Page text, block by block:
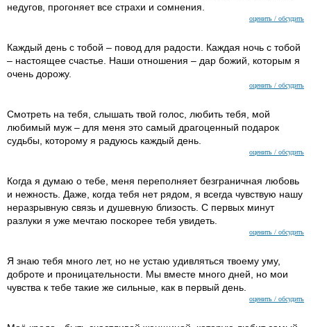
недугов, прогоняет все страхи и сомнения.
оценить / обсудить
Каждый день с тобой – повод для радости. Каждая ночь с тобой
– настоящее счастье. Наши отношения – дар божий, которым я
очень дорожу.
оценить / обсудить
Смотреть на тебя, слышать твой голос, любить тебя, мой
любимый муж – для меня это самый драгоценный подарок
судьбы, которому я радуюсь каждый день.
оценить / обсудить
Когда я думаю о тебе, меня переполняет безграничная любовь
и нежность. Даже, когда тебя нет рядом, я всегда чувствую нашу
неразрывную связь и душевную близость. С первых минут
разлуки я уже мечтаю поскорее тебя увидеть.
оценить / обсудить
Я знаю тебя много лет, но не устаю удивляться твоему уму,
доброте и проницательности. Мы вместе много дней, но мои
чувства к тебе такие же сильные, как в первый день.
оценить / обсудить